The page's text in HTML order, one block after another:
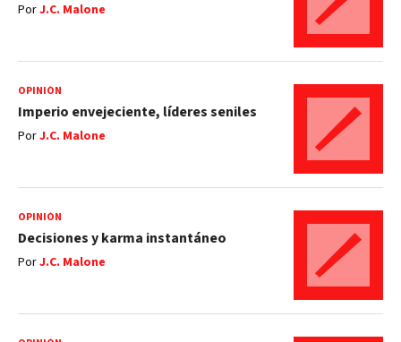
PorJ.C. Malone
OPINIÓN
Imperio envejeciente, líderes seniles
PorJ.C. Malone
OPINIÓN
Decisiones y karma instantáneo
PorJ.C. Malone